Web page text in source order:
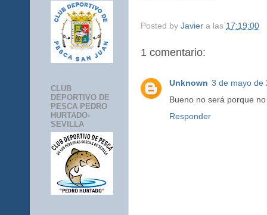
Posted by Javier a las 17:19:00
1 comentario:
Unknown 3 de mayo de
Bueno no será porque
Responder
CLUB
DEPORTIVO DE
PESCA PEDRO
HURTADO-
SEVILLA